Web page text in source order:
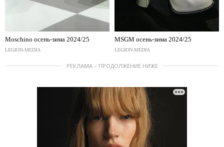
Moschino осень-зима 2024/25
LEGION-MEDIA
MSGM осень-зима 2024/25
LEGION-MEDIA
РЕКЛАМА – ПРОДОЛЖЕНИЕ НИЖЕ